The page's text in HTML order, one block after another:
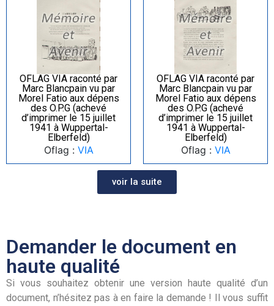
OFLAG VIA raconté par
Marc Blancpain vu par
Morel Fatio aux dépens
des O.P.G (achevé
d’imprimer le 15 juillet
1941 à Wuppertal-
Elberfeld)
Oflag : VIA
OFLAG VIA raconté par
Marc Blancpain vu par
Morel Fatio aux dépens
des O.P.G (achevé
d’imprimer le 15 juillet
1941 à Wuppertal-
Elberfeld)
Oflag : VIA
voir la suite
Demander le document en
haute qualité
Si vous souhaitez obtenir une version haute qualité d’un
document, n’hésitez pas à en faire la demande ! Il vous suffit